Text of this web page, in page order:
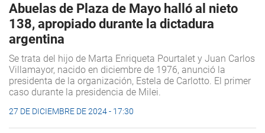
Abuelas de Plaza de Mayo halló al nieto
138, apropiado durante la dictadura
argentina
Se trata del hijo de Marta Enriqueta Pourtalet y Juan Carlos
Villamayor, nacido en diciembre de 1976, anunció la
presidenta de la organización, Estela de Carlotto. El primer
caso durante la presidencia de Milei.
27 DE DICIEMBRE DE 2024 - 17:30